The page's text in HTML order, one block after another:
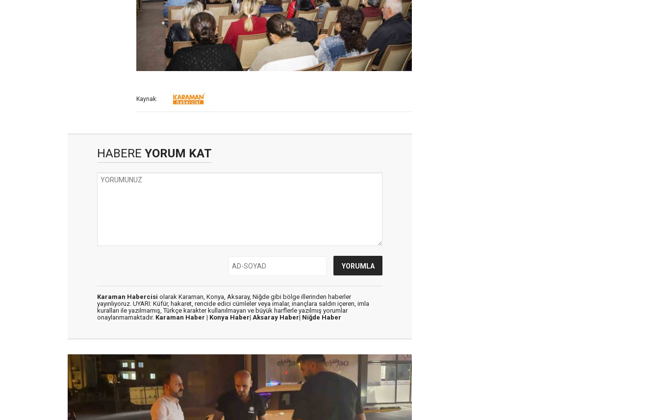
Kaynak:
HABERE YORUM KAT
Karaman Habercisi olarak Karaman, Konya, Aksaray, Niğde gibi bölge illerinden haberler
yayınlıyoruz. UYARI: Küfür, hakaret, rencide edici cümleler veya imalar, inançlara saldırı içeren, imla
kuralları ile yazılmamış, Türkçe karakter kullanılmayan ve büyük harflerle yazılmış yorumlar
onaylanmamaktadır. Karaman Haber | Konya Haber| Aksaray Haber| Niğde Haber